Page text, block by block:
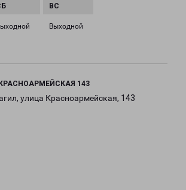
Выходной
143
улица Красноармейская, 143